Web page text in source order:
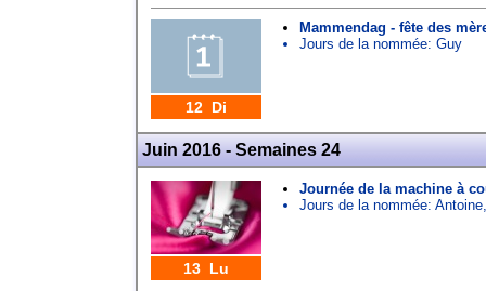
12 Di
Mammendag - fête des
Jours de la nommée: Guy
Juin 2016 - Semaines 24
13 Lu
Journée de la machine à
Jours de la nommée: Antoine